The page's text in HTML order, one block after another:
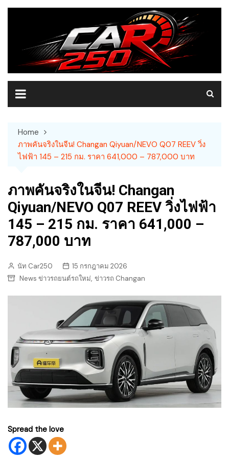
Skip
Home
ภาพคันจริงในจีน! Changan Qiyuan/NEVO Q07 REEV วิ่ง
ไฟฟ้า 145 – 215 กม. ราคา 641,000 – 787,000 บาท
ภาพคันจริงในจีน! Changan
Qiyuan/NEVO Q07 REEV วิ่งไฟฟ้า
145 – 215 กม. ราคา 641,000 –
787,000 บาท
นัท Car250
15 กรกฎาคม 2026
News ข่าวรถยนต์รถใหม่, ข่าวรถ Changan
Spread the love